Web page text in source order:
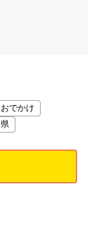
おでかけ